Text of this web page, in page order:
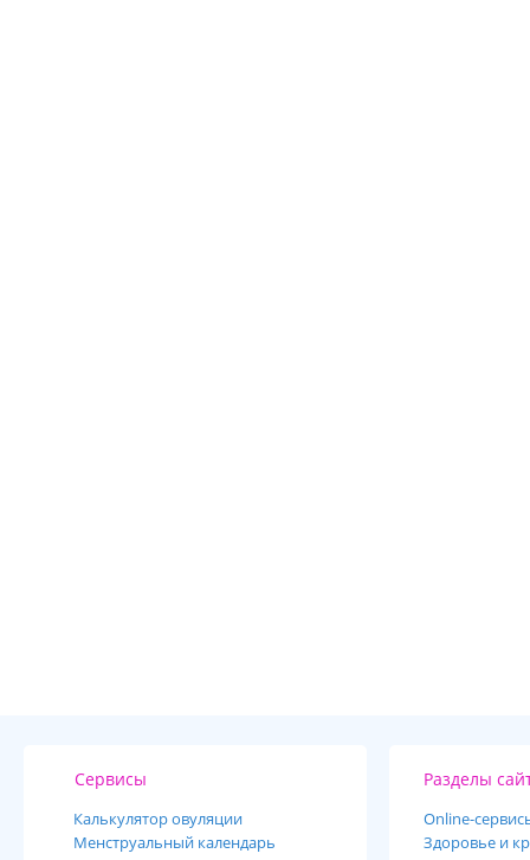
Сервисы
Калькулятор овуляции
Менструальный календарь
Разделы
Online-
Здоровье и